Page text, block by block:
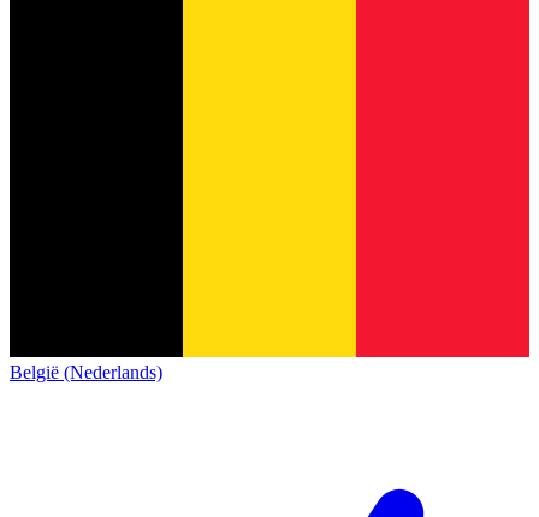
België (Nederlands)